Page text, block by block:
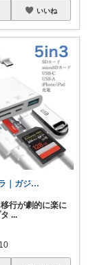
いいね
テストラ｜ガジェット・家電
行が劇的に楽に
...
10